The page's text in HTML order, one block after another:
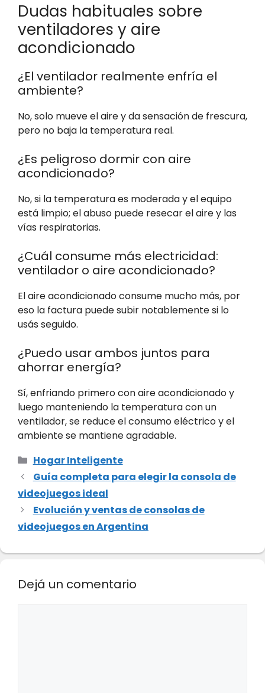
Dudas habituales sobre
ventiladores y aire
acondicionado
¿El ventilador realmente enfría el
ambiente?
No, solo mueve el aire y da sensación de frescura,
pero no baja la temperatura real.
¿Es peligroso dormir con aire
acondicionado?
No, si la temperatura es moderada y el equipo
está limpio; el abuso puede resecar el aire y las
vías respiratorias.
¿Cuál consume más electricidad:
ventilador o aire acondicionado?
El aire acondicionado consume mucho más, por
eso la factura puede subir notablemente si lo
usás seguido.
¿Puedo usar ambos juntos para
ahorrar energía?
Sí, enfriando primero con aire acondicionado y
luego manteniendo la temperatura con un
ventilador, se reduce el consumo eléctrico y el
ambiente se mantiene agradable.
Categorías
Hogar Inteligente
Guía completa para elegir la consola de
videojuegos ideal
Evolución y ventas de consolas de
videojuegos en Argentina
Dejá un comentario